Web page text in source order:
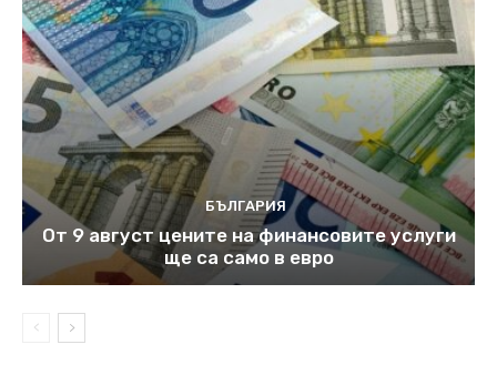
БЪЛГАРИЯ
От 9 август цените на финансовите услуги
ще са само в евро